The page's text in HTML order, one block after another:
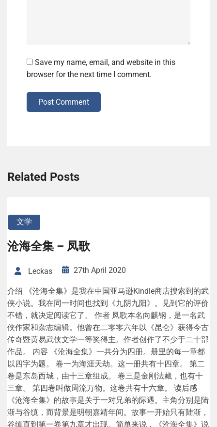
Save my name, email, and website in this
browser for the next time I comment.
Post Comment
Related Posts
介绍 《沧海全集》是我在中国亚马逊Kindle商店搜索到的武
侠小说。我在同一时间也找到《九阴九阳》。见到它的评价
不错，就决定阅读它了。 作者 凤歌本名向麒钢，是一名武
侠作家和杂志编辑。他曾在二零零六年以《昆仑》获得今古
传奇暨黄易武侠文学一等奖得主。作者创作了不少于二十部
作品。 内容 《沧海全集》一共分为四册。册里的每一章都
以四字为题。 卷一为海涯天劫。这一册共有十四章。 第二
卷是东岛西城，由十三章组成。 卷三是金刚法藏，也有十
三章。 第四卷叫做周流万物。这卷共有十六章。 读后感
《沧海全集》的故事是关于一对兄弟的际遇。主角分别是陆
渐与谷缜，而背景是明朝嘉靖年间。故事一开始只有陆渐，